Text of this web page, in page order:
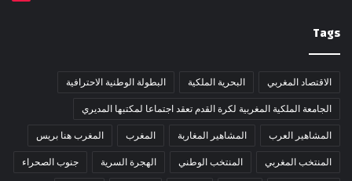
Tags
الاقتصاد المغربي البحرية الملكية البطولة الوطنية الاحترافية
الجامعة الملكية المغربية لكرة القدم تعقد اجتماعا لمكتبها المديري
المشاهير العرب المشاهير المغاربة المغرب المغرب هنا بريس
المنتخب المغربي المنتخب الوطني الهجرة السرية جنوب الصحراء